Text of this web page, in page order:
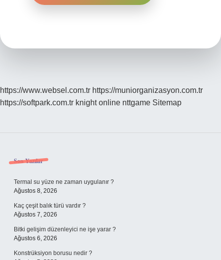
https://www.websel.com.tr https://muniorganizasyon.com.tr
https://softpark.com.tr knight online nttgame Sitemap
Sidebar
Son Yazılar
Termal su yüze ne zaman uygulanır ?
Ağustos 8, 2026
Kaç çeşit balık türü vardır ?
Ağustos 7, 2026
Bitki gelişim düzenleyici ne işe yarar ?
Ağustos 6, 2026
Konstrüksiyon borusu nedir ?